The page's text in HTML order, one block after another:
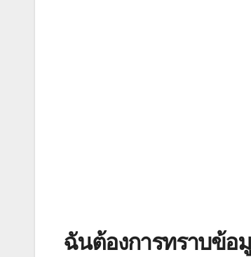
ฉันต้องการทราบข้อ